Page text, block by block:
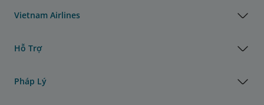
Vietnam Airlines
Hỗ Trợ
Pháp Lý